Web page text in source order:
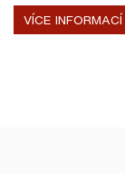
VÍCE INFORMACÍ